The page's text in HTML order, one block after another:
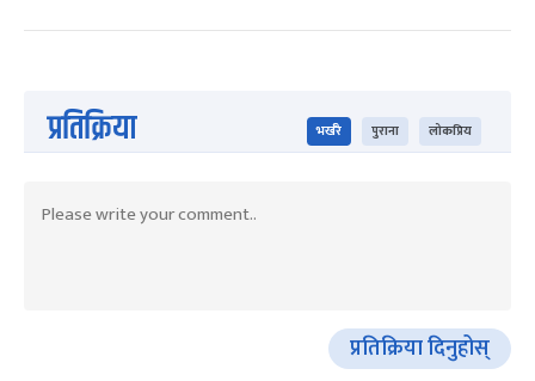
प्रतिक्रिया भर्खरै पुराना लोकप्रिय
प्रतिक्रिया दिनुहोस्